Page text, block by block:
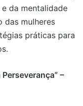
da mentalidade
das mulheres
práticas para
–